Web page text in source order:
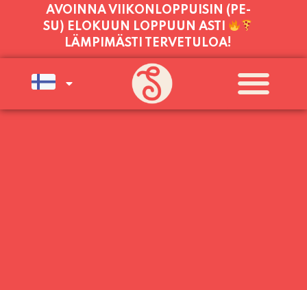
PALVELEMME PÄIVITTÄIN (MA-SU
KLO 11-21) SUNNUNTAIHIN 16.8.
SAAKKA JONKA JÄLKEEN OLEMME
AVOINNA VIIKONLOPPUISIN (PE-
SU) ELOKUUN LOPPUUN ASTI
LÄMPIMÄSTI TERVETULOA!